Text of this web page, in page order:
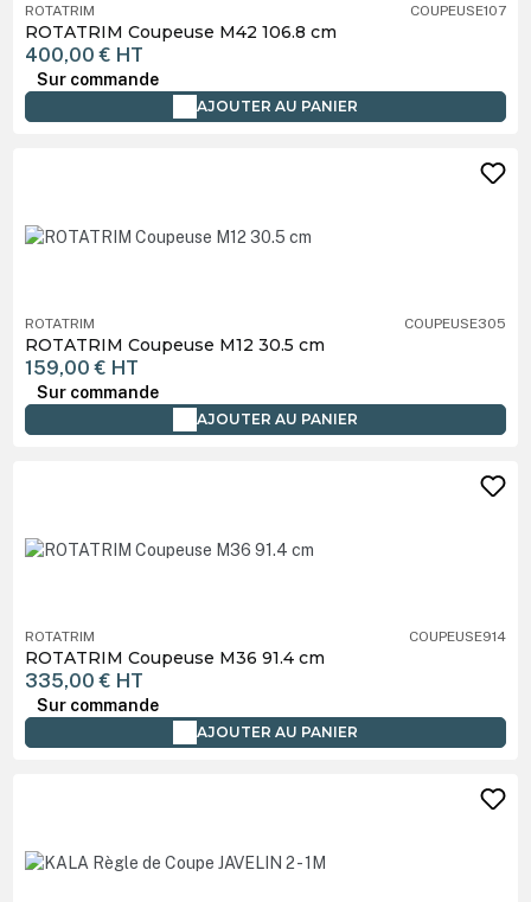
ROTATRIM COUPEUSE107
ROTATRIM Coupeuse M42 106.8 cm
400,00 € HT
Sur commande
AJOUTER AU PANIER
ROTATRIM COUPEUSE305
ROTATRIM Coupeuse M12 30.5 cm
159,00 € HT
Sur commande
AJOUTER AU PANIER
ROTATRIM COUPEUSE914
ROTATRIM Coupeuse M36 91.4 cm
335,00 € HT
Sur commande
AJOUTER AU PANIER